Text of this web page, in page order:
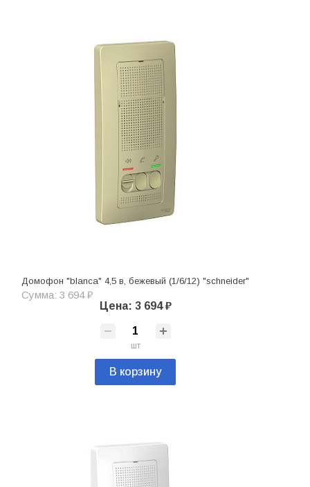
Домофон "blanca" 4,5 в, бежевый (1/6/12) "schneider"
Сумма: 3 694 ₽
Цена: 3 694 ₽
шт
В корзину